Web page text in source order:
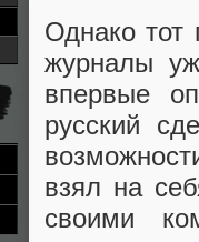
Однако тот
журналы
впервые
русский
взял на
своими